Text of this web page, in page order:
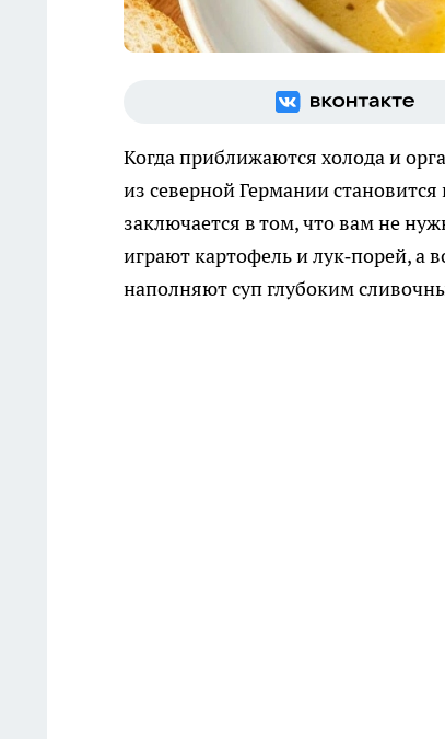
Когда приближаются холода и
из северной Германии
заключается в том, что вам не
играют картофель и лук‑порей, а
наполняют суп глубоким